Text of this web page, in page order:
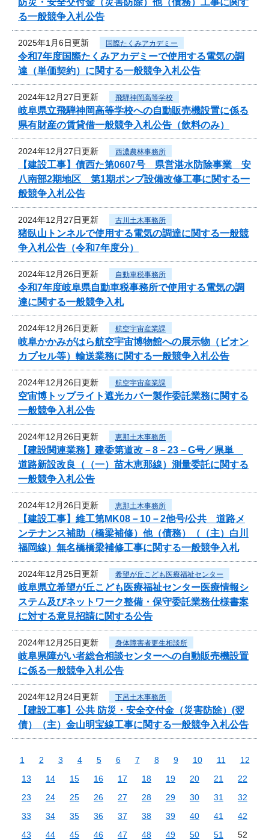
る一般競争入札公告
2025年1月6日更新 国際たくみアカデミー
令和7年度国際たくみアカデミーで使用する電気の調
達（単価契約）に関する一般競争入札公告
2024年12月27日更新 飛騨神岡高等学校
岐阜県立飛騨神岡高等学校への自動販売機設置に係る
県有財産の賃貸借一般競争入札公告（飲料のみ）
2024年12月27日更新 西濃農林事務所
【建設工事】債西た第0607号 県営湛水防除事業 安
八南部2期地区 第1期ポンプ設備改修工事に関する一
般競争入札公告
2024年12月27日更新 古川土木事務所
猪臥山トンネルで使用する電気の調達に関する一般競
争入札公告（令和7年度分）
2024年12月26日更新 自動車税事務所
令和7年度岐阜県自動車税事務所で使用する電気の調
達に関する一般競争入札
2024年12月26日更新 航空宇宙産業課
岐阜かかみがはら航空宇宙博物館への展示物（ビオン
カプセル等）輸送業務に関する一般競争入札公告
2024年12月26日更新 航空宇宙産業課
空宙博トップライト遮光カバー製作委託業務に関する
一般競争入札公告
2024年12月26日更新 恵那土木事務所
【建設関連業務】建委第道改－8－23－G号／県単
道路新設改良（（一）苗木恵那線）測量委託に関する
一般競争入札公告
2024年12月26日更新 恵那土木事務所
【建設工事】維工第MK08－10－2他号/公共 道路メ
ンテナンス補助（橋梁補修）他（債務）（（主）白川
福岡線）無名橋橋梁補修工事に関する一般競争入札
2024年12月25日更新 希望が丘こども医療福祉センター
岐阜県立希望が丘こども医療福祉センター医療情報シ
ステム及びネットワーク整備・保守委託業務仕様書案
に対する意見招請に関する公告
2024年12月25日更新 身体障害者更生相談所
岐阜県障がい者総合相談センターへの自動販売機設置
に係る一般競争入札公告
2024年12月24日更新 下呂土木事務所
【建設工事】公共 防災・安全交付金（災害防除）(翌
債）（主）金山明宝線工事に関する一般競争入札公告
1 2 3 4 5 6 7 8 9 10 11
12
13
14 15 16 17 18 19 20 21
22
23
24 25 26 27 28 29 30 31
32
33
34 35 36 37 38 39 40 41
42
43
44 45 46 47 48 49 50 51
52